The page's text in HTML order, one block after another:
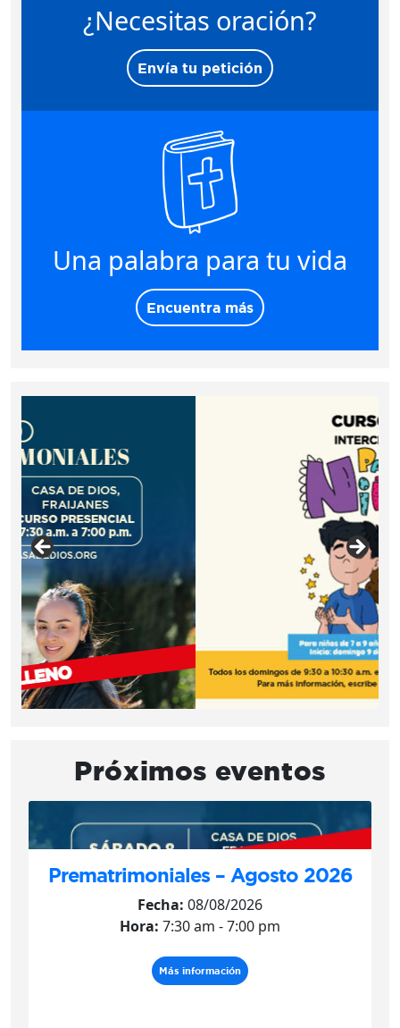
¿Necesitas oración?
Envía tu petición
Una palabra para tu vida
Encuentra más
Próximos eventos
Prematrimoniales – Agosto 2026
Fecha: 08/08/2026
Hora: 7:30 am - 7:00 pm
Más información